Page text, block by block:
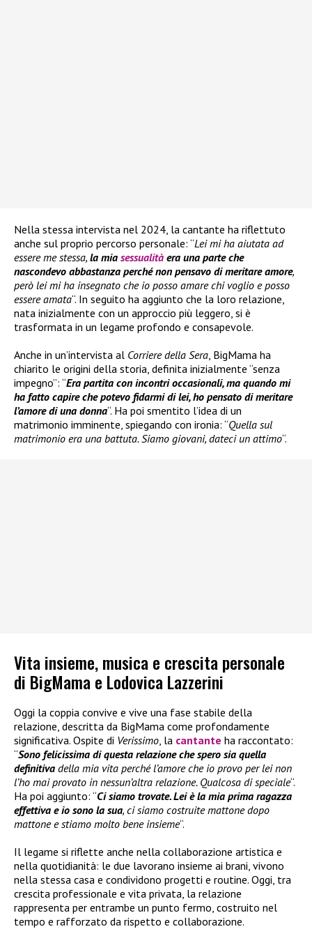
Nella stessa intervista nel 2024, la cantante ha riflettuto
anche sul proprio percorso personale: “Lei mi ha aiutata ad
essere me stessa, la mia sessualità era una parte che
nascondevo abbastanza perché non pensavo di meritare amore,
però lei mi ha insegnato che io posso amare chi voglio e posso
essere amata“. In seguito ha aggiunto che la loro relazione,
nata inizialmente con un approccio più leggero, si è
trasformata in un legame profondo e consapevole.
Anche in un’intervista al Corriere della Sera, BigMama ha
chiarito le origini della storia, definita inizialmente “senza
impegno”: “Era partita con incontri occasionali, ma quando mi
ha fatto capire che potevo fidarmi di lei, ho pensato di meritare
l’amore di una donna“. Ha poi smentito l’idea di un
matrimonio imminente, spiegando con ironia: “Quella sul
matrimonio era una battuta. Siamo giovani, dateci un attimo“.
Vita insieme, musica e crescita personale
di BigMama e Lodovica Lazzerini
Oggi la coppia convive e vive una fase stabile della
relazione, descritta da BigMama come profondamente
significativa. Ospite di Verissimo , la cantante ha raccontato:
“Sono felicissima di questa relazione che spero sia quella
definitiva della mia vita perché l’amore che io provo per lei non
l’ho mai provato in nessun’altra relazione. Qualcosa di speciale“.
Ha poi aggiunto: “Ci siamo trovate. Lei è la mia prima ragazza
effettiva e io sono la sua, ci siamo costruite mattone dopo
mattone e stiamo molto bene insieme“.
Il legame si riflette anche nella collaborazione artistica e
nella quotidianità: le due lavorano insieme ai brani, vivono
nella stessa casa e condividono progetti e routine. Oggi, tra
crescita professionale e vita privata, la relazione
rappresenta per entrambe un punto fermo, costruito nel
tempo e rafforzato da rispetto e collaborazione.